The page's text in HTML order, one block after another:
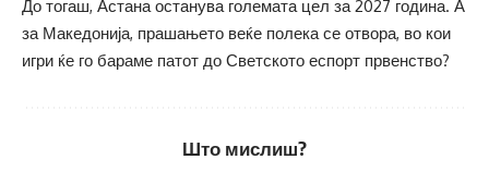
До тогаш, Астана останува големата цел за 2027 година. А
за Македонија, прашањето веќе полека се отвора, во кои
игри ќе го бараме патот до Светското еспорт првенство?
Што мислиш?